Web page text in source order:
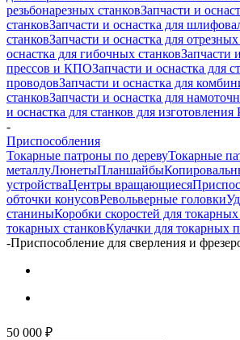
резьбонарезных станковЗапчасти и
станковЗапчасти и оснастка для
станковЗапчасти и оснастка для отрезных
оснастка для гибочных станковЗапчасти
прессов и КПОЗапчасти и оснастка для
проводовЗапчасти и оснастка для
станковЗапчасти и оснастка для
и оснастка для станков для
-
Приспособления
Токарные патроны по деревуТокарные
металлуЛюнетыПланшайбы
устройстваЦентры вращающиеся
обточки конусовРевольверные головки
станиныКоробки скоростей для токарных
токарных станковКулачки для токарных
-Приспособление для сверления и
50 000 ₽